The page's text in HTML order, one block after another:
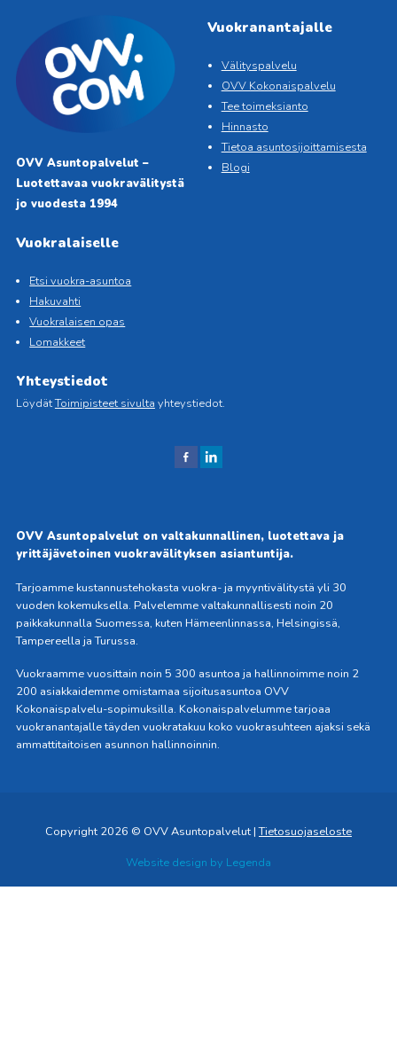
OVV Asuntopalvelut –
Luotettavaa vuokravälitystä
jo vuodesta 1994
Vuokranantajalle
Välityspalvelu
OVV Kokonaispalvelu
Tee toimeksianto
Hinnasto
Tietoa asuntosijoittamisesta
Blogi
Vuokralaiselle
Etsi vuokra-asuntoa
Hakuvahti
Vuokralaisen opas
Lomakkeet
Yhteystiedot
LöydätToimipisteet sivulta yhteystiedot.
J
okis issä
OVV Asuntopalvelut on valtakunnallinen, luotettava ja
yrittäjävetoinen vuokravälityksen asiantuntija.
Tarjoamme kustannustehokasta vuokra- ja myyntivälitystä yli 30
vuoden kokemuksella. Palvelemme valtakunnallisesti noin 20
paikkakunnalla Suomessa, kuten Hämeenlinnassa, Helsingissä,
Tampereella ja Turussa.
Vuokraamme vuosittain noin 5 300 asuntoa ja hallinnoimme noin 2
200 asiakkaidemme omistamaa sijoitusasuntoa OVV
Kokonaispalvelu-sopimuksilla. Kokonaispalvelumme tarjoaa
vuokranantajalle täyden vuokratakuu koko vuokrasuhteen ajaksi sekä
ammattitaitoisen asunnon hallinnoinnin.
Copyright 2026 © OVV Asuntopalvelut |Tietosuojaseloste
Website design by Legenda